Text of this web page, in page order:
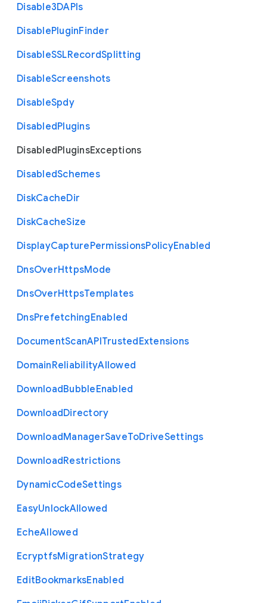
Disable3DAPIs
DisablePluginFinder
DisableSSLRecordSplitting
DisableScreenshots
DisableSpdy
DisabledPlugins
DisabledPluginsExceptions
DisabledSchemes
DiskCacheDir
DiskCacheSize
DisplayCapturePermissionsPolicyEnabled
DnsOverHttpsMode
DnsOverHttpsTemplates
DnsPrefetchingEnabled
DocumentScanAPITrustedExtensions
DomainReliabilityAllowed
DownloadBubbleEnabled
DownloadDirectory
DownloadManagerSaveToDriveSettings
DownloadRestrictions
DynamicCodeSettings
EasyUnlockAllowed
EcheAllowed
EcryptfsMigrationStrategy
EditBookmarksEnabled